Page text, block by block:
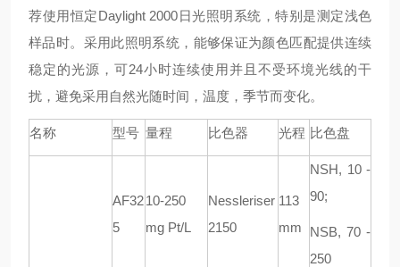
荐使用恒定Daylight 2000日光照明系统，特别是测定浅色
样品时。采用此照明系统，能够保证为颜色匹配提供连续
稳定的光源，可24小时连续使用并且不受环境光线的干
扰，避免采用自然光随时间，温度，季节而变化。
名称 型号 量程 比色器 光程 比色盘
AF32
5
10-250
mg Pt/L
Nessleriser
2150
113
mm
NSH, 10 -
90;
NSB, 70 -
250